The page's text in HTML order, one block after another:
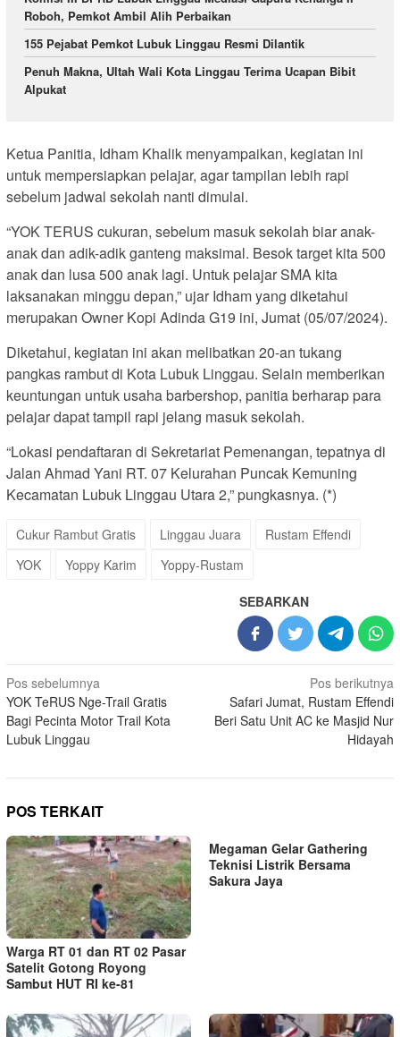
Roboh, Pemkot Ambil Alih Perbaikan
155 Pejabat Pemkot Lubuk Linggau Resmi Dilantik
Penuh Makna, Ultah Wali Kota Linggau Terima Ucapan Bibit
Alpukat
Ketua Panitia, Idham Khalik menyampaikan, kegiatan ini
untuk mempersiapkan pelajar, agar tampilan lebih rapi
sebelum jadwal sekolah nanti dimulai.
“YOK TERUS cukuran, sebelum masuk sekolah biar anak-
anak dan adik-adik ganteng maksimal. Besok target kita 500
anak dan lusa 500 anak lagi. Untuk pelajar SMA kita
laksanakan minggu depan,” ujar Idham yang diketahui
merupakan Owner Kopi Adinda G19 ini, Jumat (05/07/2024).
Diketahui, kegiatan ini akan melibatkan 20-an tukang
pangkas rambut di Kota Lubuk Linggau. Selain memberikan
keuntungan untuk usaha barbershop, panitia berharap para
pelajar dapat tampil rapi jelang masuk sekolah.
“Lokasi pendaftaran di Sekretariat Pemenangan, tepatnya di
Jalan Ahmad Yani RT. 07 Kelurahan Puncak Kemuning
Kecamatan Lubuk Linggau Utara 2,” pungkasnya. (*)
Cukur Rambut Gratis Linggau Juara
Rustam Effendi
YOK
Yoppy Karim Yoppy-Rustam
SEBARKAN
Navigasi
pos
Pos sebelumnya
YOK TeRUS Nge-Trail Gratis
Bagi Pecinta Motor Trail Kota
Lubuk Linggau
Pos berikutnya
Safari Jumat, Rustam Effendi
Beri Satu Unit AC ke Masjid Nur
Hidayah
POS TERKAIT
Warga RT 01 dan RT 02 Pasar
Satelit Gotong Royong
Sambut HUT RI ke-81
Megaman Gelar Gathering
Teknisi Listrik Bersama
Sakura Jaya